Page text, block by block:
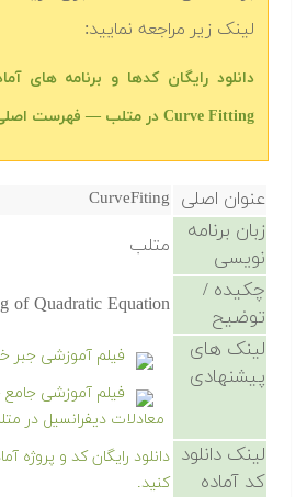
لینک زیر مراجعه نمایید:
‫‫دانلود رایگان کدها و برنامه های
Curve Fitting در متلب‬ — فهرست اصلی
عنوان اصلی CurveFiting
زبان برنامه
نویسی
متلب
چکیده /
توضیح
of Quadratic Equation
لینک های
پیشنهادی
فیلم آموزشی جبر
فیلم آموزشی
معادلات دیفرانسیل در
لینک دانلود
کد آماده
کنید.